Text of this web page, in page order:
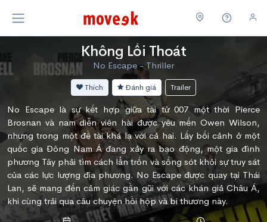
Không Lối Thoát
No Escape - Thriller
Thích Đánh giá Trailer
No Escape là sự kết hợp giữa tài tử 007 một thời Pierce
Brosnan và nam diễn viên hài được yêu mến Owen Wilson,
nhưng trong một đề tài khá lạ với cả hai. Lấy bối cảnh ở một
quốc gia Đông Nam Á đang xảy ra bạo động, một gia đình
phương Tây phải tìm cách lẩn trốn và sống sót khỏi sự truy sát
của các lực lượng địa phương. No Escape được quay tại Thái
Lan, sẽ mang đến cảm giác gần gũi với các khán giả Châu Á,
khi cùng trải qua câu chuyện hồi hộp và bi thương này.